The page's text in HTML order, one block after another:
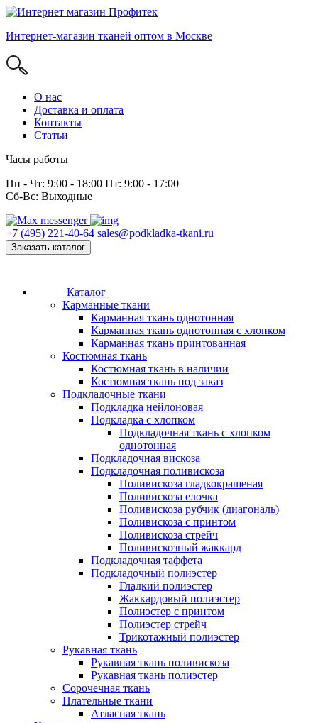
Интернет-магазин тканей оптом в Москве
О нас
Доставка и оплата
Контакты
Статьи
Часы работы
Пн - Чт: 9:00 - 18:00 Пт: 9:00 - 17:00
Сб-Вс: Выходные
+7 (495) 221-40-64 sales@podkladka-tkani.ru
Заказать каталог
Каталог
Карманные ткани
Карманная ткань однотонная
Карманная ткань однотонная с хлопком
Карманная ткань принтованная
Костюмная ткань
Костюмная ткань в наличии
Костюмная ткань под заказ
Подкладочные ткани
Подкладка нейлоновая
Подкладка с хлопком
Подкладочная ткань с хлопком
однотонная
Подкладочная вискоза
Подкладочная поливискоза
Поливискоза гладкокрашеная
Поливискоза елочка
Поливискоза рубчик (диагональ)
Поливискоза с принтом
Поливискоза стрейч
Поливискозный жаккард
Подкладочная таффета
Подкладочный полиэстер
Гладкий полиэстер
Жаккардовый полиэстер
Полиэстер с принтом
Полиэстер стрейч
Трикотажный полиэстер
Рукавная ткань
Рукавная ткань поливискоза
Рукавная ткань полиэстер
Сорочечная ткань
Плательные ткани
Атласная ткань